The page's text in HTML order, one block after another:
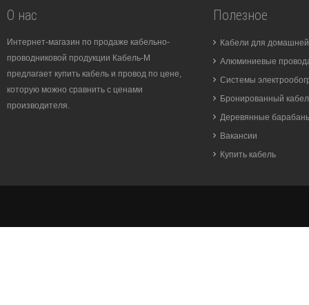
О нас
Интернет-магазин по продаже кабельно-
проводниковой продукции Кабель-М
предлагает купить кабель и провод по цене,
которую можно сравнить с ценами
производителя.
Полезное
Кабели для
Алюминиевые
Системы
Бронированный
Деревянные
Вакансии
Купить кабель